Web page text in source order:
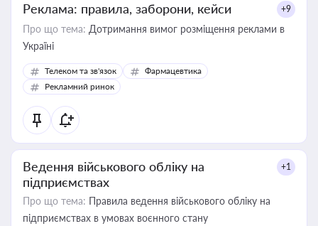
Реклама: правила, заборони, кейси +9
Про що тема: Дотримання вимог розміщення реклами в
Україні
Телеком та зв'язок
Фармацевтика
Рекламний ринок
Ведення військового обліку на
підприємствах
+1
Про що тема: Правила ведення військового обліку на
підприємствах в умовах воєнного стану